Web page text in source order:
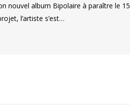
nouvel album Bipolaire à paraître le 15
l’artiste s’est…